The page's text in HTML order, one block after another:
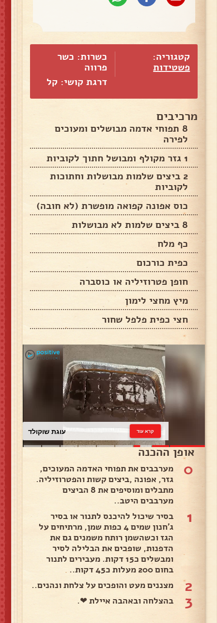
קטגוריה:
פשטידות
כשרות: כשר
פרווה
דרגת קושי: קל
מרכיבים
8 תפוחי אדמה מבושלים ומעוכים
לפירה
1 גזר מקולף ומבושל חתוך לקוביות
2 ביצים שלמות מבושלות וחתוכות
לקוביות
כוס אפונה קפואה מופשרת (לא חובה)
8 ביצים שלמות לא מבושלות
כף מלח
כפית כורכום
חופן פטרוזיליה או כוסברה
מיץ מחצי לימון
חצי כפית פלפל שחור
עוגת שוקולד קרא עוד
אופן ההכנה
0
מערבבים את תפוחי האדמה המעוכים,
גזר, אפונה ,ביצים קשות והפטרוזיליה.
מתבלים ומוסיפים את 8 הביצים
מערבבים היטב..
1
בסיר שיכול להיכנס לתנור או בסיר
ג'חנון שמים 4 כפות שמן, מרתיחים על
הגז וכשהשמן רותח משמנים גם את
הדפנות, שופכים את הבלילה לסיר
ומבשלים כ15 דקות. מעבירים לתנור
בחום 200 מעלות כ45 דקות..
2 מצננים מעט והופכים על צלחת ונהנים..
3 בהצלחה ובאהבה איילת ❤.